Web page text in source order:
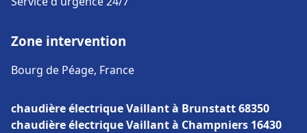
Zone intervention
Bourg de Péage, France
chaudière électrique Vaillant à Brunstatt 68350
chaudière électrique Vaillant à Champniers 16430